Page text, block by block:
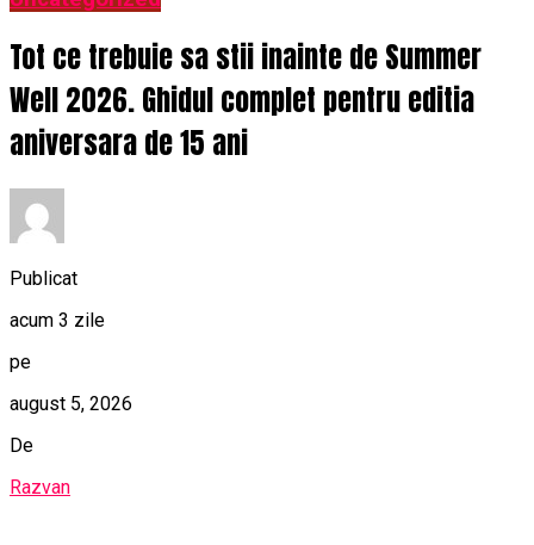
Tot ce trebuie sa stii inainte de Summer
Well 2026. Ghidul complet pentru editia
aniversara de 15 ani
Publicat
acum 3 zile
pe
august 5, 2026
De
Razvan